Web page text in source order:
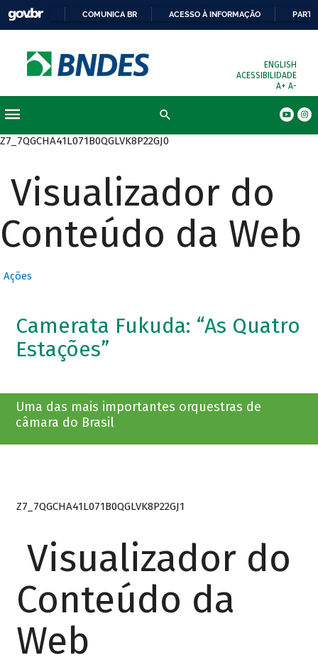
COMUNICA BR ACESSO À INFORMAÇÃO
ENGLISH
ACESSIBILIDADE
A+ A-
Z7_7QGCHA41L071B0QGLVK8P22GJ0
Visualizador do
Conteúdo da Web
Ações
Camerata Fukuda: “As Quatro
Estações”
Uma das mais importantes orquestras de
câmara do Brasil
Z7_7QGCHA41L071B0QGLVK8P22GJ1
Visualizador do
Conteúdo da
Web